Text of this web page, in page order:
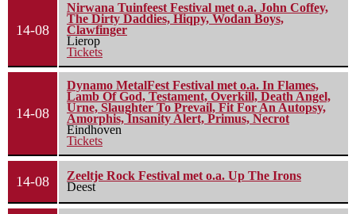
14-08
Nirwana Tuinfeest Festival met o.a. John Coffey,
The Dirty Daddies, Hiqpy, Wodan Boys,
Clawfinger
Lierop
Tickets
14-08
Dynamo MetalFest Festival met o.a. In Flames,
Lamb Of God, Testament, Overkill, Death Angel,
Urne, Slaughter To Prevail, Fit For An Autopsy,
Amorphis, Insanity Alert, Primus, Necrot
Eindhoven
Tickets
14-08
Zeeltje Rock Festival met o.a. Up The Irons
Deest